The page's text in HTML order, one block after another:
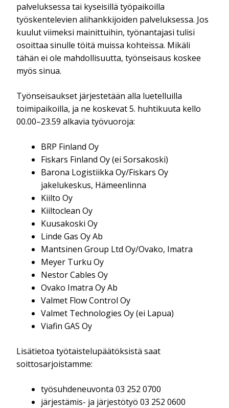
palveluksessa tai kyseisillä työpaikoilla
työskentelevien alihankkijoiden palveluksessa. Jos
kuulut viimeksi mainittuihin, työnantajasi tulisi
osoittaa sinulle töitä muissa kohteissa. Mikäli
tähän ei ole mahdollisuutta, työnseisaus koskee
myös sinua.
Työnseisaukset järjestetään alla luetelluilla
toimipaikoilla, ja ne koskevat 5. huhtikuuta kello
00.00–23.59 alkavia työvuoroja:
BRP Finland Oy
Fiskars Finland Oy (ei Sorsakoski)
Barona Logistiikka Oy/Fiskars Oy
jakelukeskus, Hämeenlinna
Kiilto Oy
Kiiltoclean Oy
Kuusakoski Oy
Linde Gas Oy Ab
Mantsinen Group Ltd Oy/Ovako, Imatra
Meyer Turku Oy
Nestor Cables Oy
Ovako Imatra Oy Ab
Valmet Flow Control Oy
Valmet Technologies Oy (ei Lapua)
Viafin GAS Oy
Lisätietoa työtaistelupäätöksistä saat
soittosarjoistamme:
työsuhdeneuvonta 03 252 0700
järjestämis- ja järjestötyö 03 252 0600